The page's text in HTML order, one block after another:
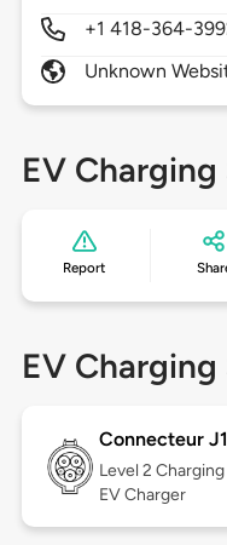
+1 418-364-
Unknown
EV
Report
EV
Connecteur
Level 2
EV Charger